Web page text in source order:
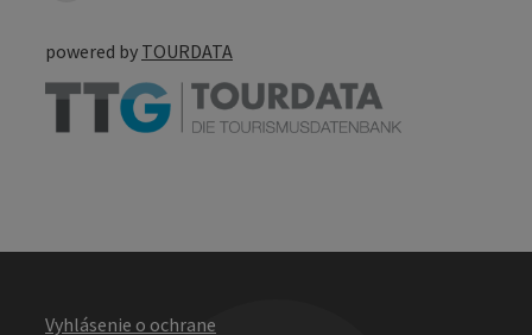
powered by TOURDATA
Vyhlásenie o ochrane